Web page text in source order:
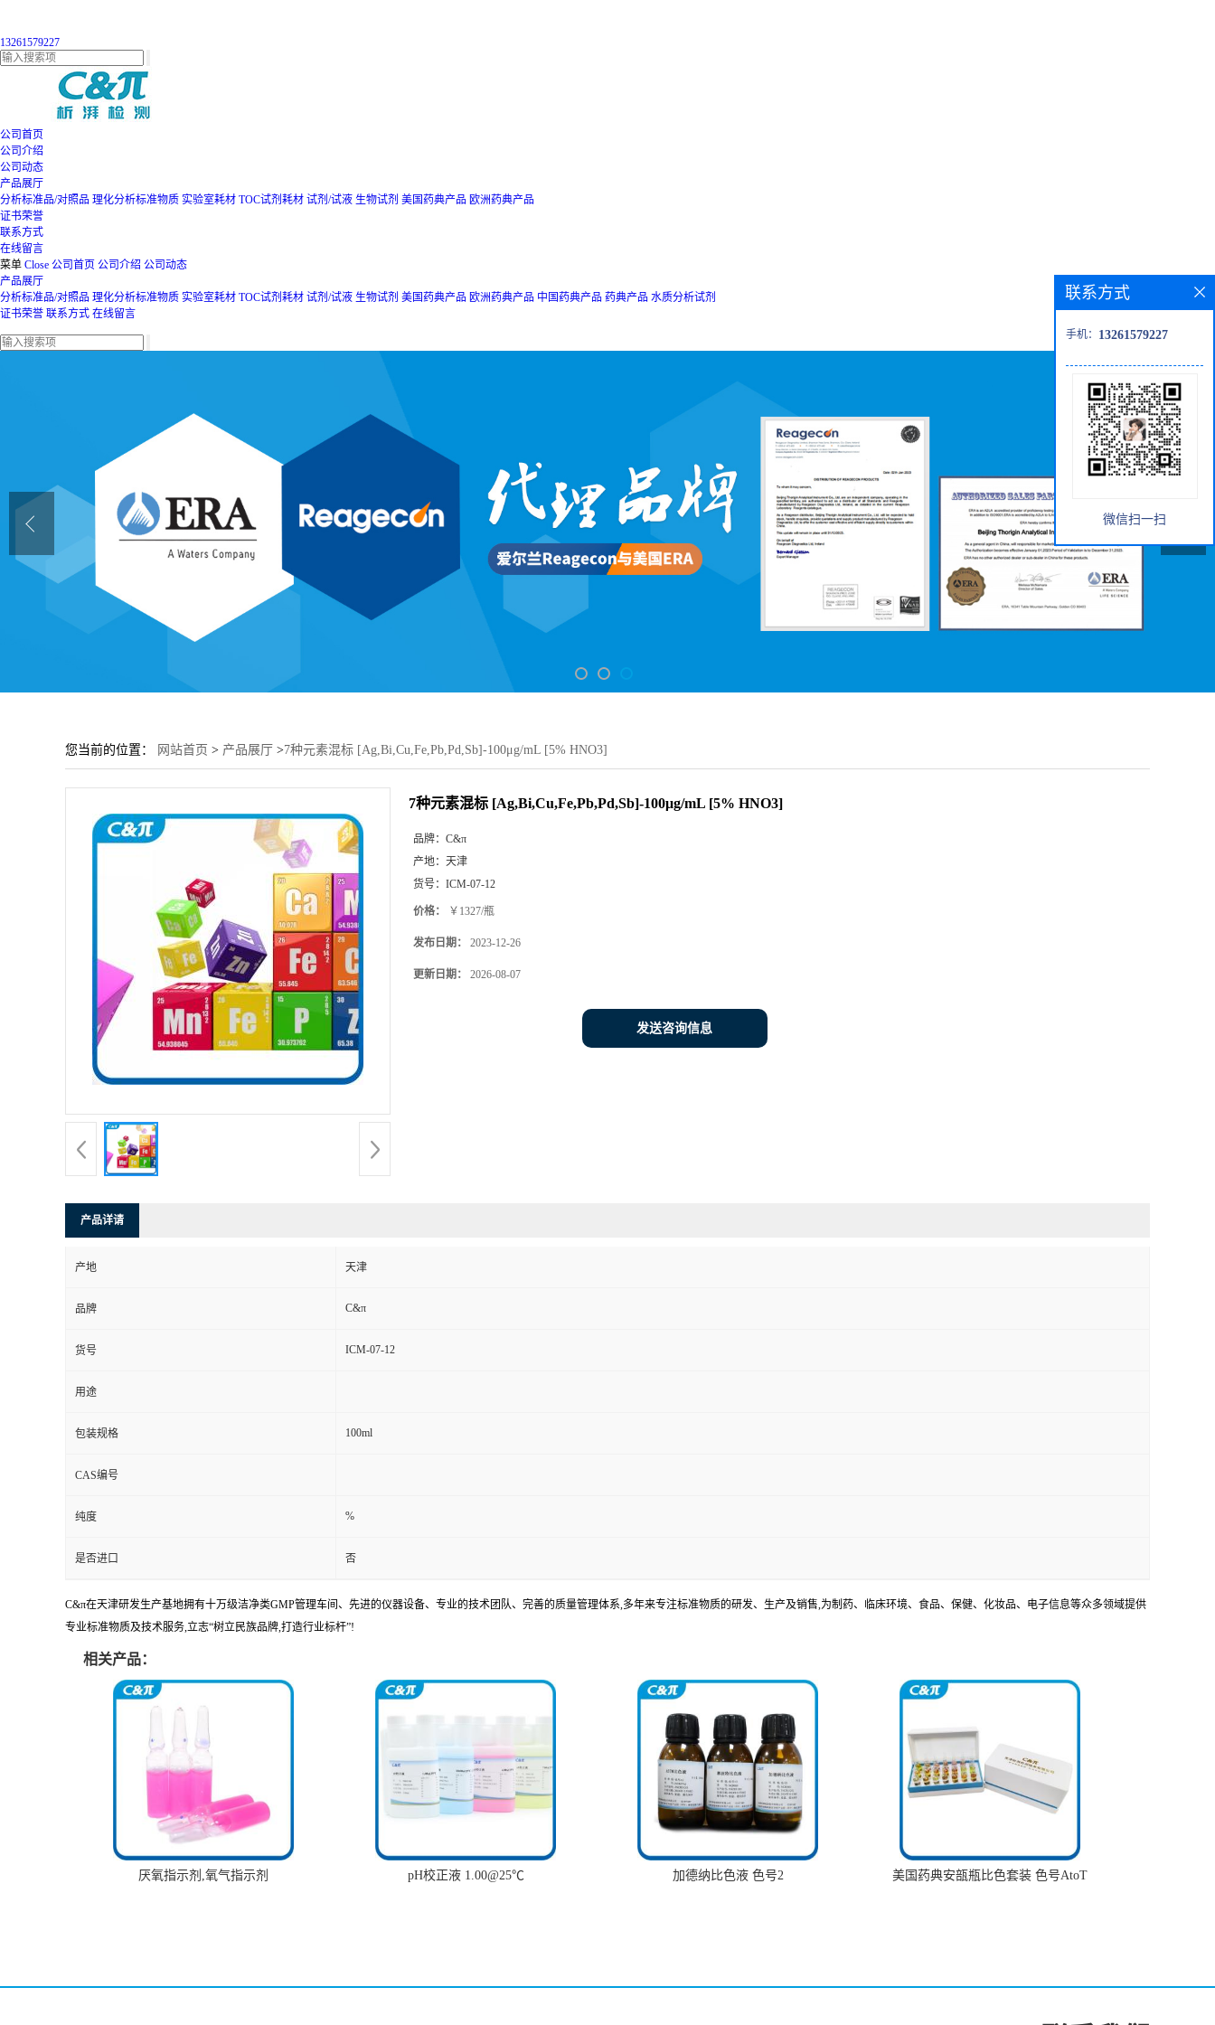
13261579227
公司首页
公司介绍
公司动态
产品展厅
分析标准品/对照品 理化分析标准物质 实验室耗材 TOC试剂耗材 试剂/试液 生物试剂 美国药典产品 欧洲药典产品
证书荣誉
联系方式
在线留言
菜单 Close 公司首页 公司介绍 公司动态
产品展厅
分析标准品/对照品 理化分析标准物质 实验室耗材 TOC试剂耗材 试剂/试液 生物试剂 美国药典产品 欧洲药典产品 中国药典产品 药典产品 水质分析试剂
证书荣誉 联系方式 在线留言
您当前的位置： 网站首页 > 产品展厅 >7种元素混标 [Ag,Bi,Cu,Fe,Pb,Pd,Sb]-100μg/mL [5% HNO3]
7种元素混标 [Ag,Bi,Cu,Fe,Pb,Pd,Sb]-100μg/mL [5% HNO3]
品牌： C&π
产地： 天津
货号： ICM-07-12
价格： ￥1327/瓶
发布日期： 2023-12-26
更新日期： 2026-08-07
发送咨询信息
产品详请
产地 天津
品牌 C&π
货号 ICM-07-12
用途
包装规格 100ml
CAS编号
纯度 %
是否进口 否
C&π在天津研发生产基地拥有十万级洁净类GMP管理车间、先进的仪器设备、专业的技术团队、完善的质量管理体系,多年来专注标准物质的研发、生产及销售,为制药、临床环境、食品、保健、化妆品、电子信息等众多领域提供
专业标准物质及技术服务,立志“树立民族品牌,打造行业标杆”!
相关产品：
厌氧指示剂,氧气指示剂 pH校正液 1.00@25℃ 加德纳比色液 色号2 美国药典安瓿瓶比色套装 色号AtoT
联系方式
手机： 13261579227
微信扫一扫